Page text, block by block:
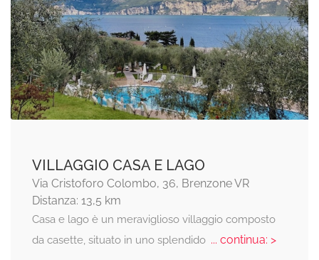
VILLAGGIO CASA E LAGO
Via Cristoforo Colombo, 36, Brenzone VR
Distanza: 13,5 km
Casa e lago è un meraviglioso villaggio composto
da casette, situato in uno splendido... continua: >